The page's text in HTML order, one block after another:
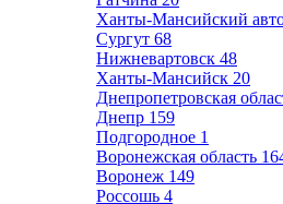
Ханты-Мансийский
Сургут 68
Нижневартовск 48
Ханты-Мансийск 20
Днепропетровская
Днепр 159
Подгородное 1
Воронежская область
Воронеж 149
Россошь 4